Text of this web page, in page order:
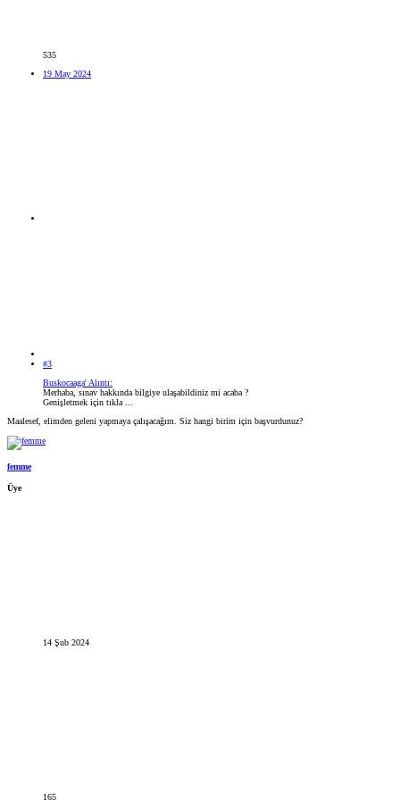
535
19 May 2024
#3
Buskocaaga' Alıntı:
Merhaba, sınav hakkında bilgiye ulaşabildiniz mi acaba ?
Genişletmek için tıkla ...
Maalesef, elimden geleni yapmaya çalışacağım. Siz hangi birim için başvurdunuz?
femme
Üye
14 Şub 2024
165